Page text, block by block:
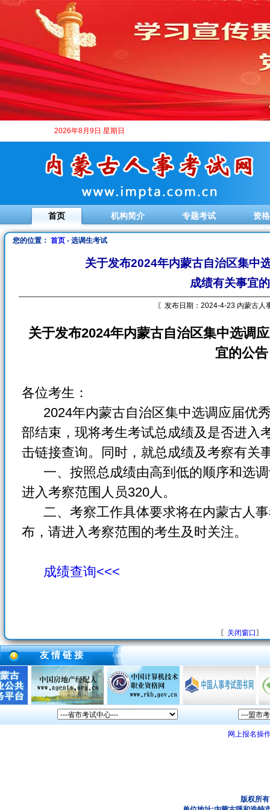
2026年8月9日 星期日
首页 机构简介 专题考试 资
您的位置： 首页- 选调生考试
关于发布2024年内蒙古自治区集中
成绩有关事宜
〖发布日期：2024-4-23 内蒙古人
关于发布2024年内蒙古自治区集中选调
宜的公告
各位考生：
2024年内蒙古自治区集中选调应届优
部结束，现将考生考试总成绩及是否进入
击链接查询。同时，就总成绩及考察有关
一、按照总成绩由高到低的顺序和选调
进入考察范围人员320人。
二、考察工作具体要求将在内蒙古人事
布，请进入考察范围的考生及时关注。
成绩查询<<<
〖 关闭窗口 〗
友 情 链 接
网上报名操
版权所